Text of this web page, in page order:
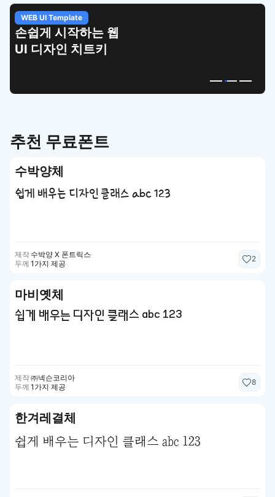
WEB UI Template
손쉽게 시작하는 웹
UI 디자인 치트키
추천 무료폰트
수박양체
쉽게 배우는 디자인 클래스 abc 123
제작 수박양 X 폰트릭스
두께 1가지 제공
2
마비옛체
쉽게 배우는 디자인 클래스 abc 123
제작㈜넥슨코리아
두께 1가지 제공
8
한겨레결체
쉽게 배우는 디자인 클래스 abc 123